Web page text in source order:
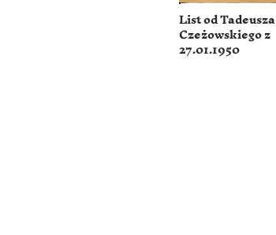
List od Tadeusza
Czeżowskiego z
27.01.1950